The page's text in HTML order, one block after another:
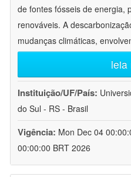
de fontes fósseis de energia,
renováveis. A
mudanças climáticas,
leia
Instituição/UF/País:
do Sul - RS - Brasil
Vigência: Mon Dec 04
00:00:00 BRT 2026